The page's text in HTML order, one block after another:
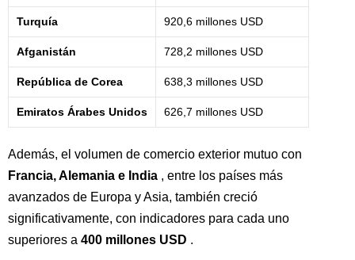
Turquía 920,6 millones USD
Afganistán 728,2 millones USD
República de Corea 638,3 millones USD
Emiratos Árabes Unidos 626,7 millones USD
Además, el volumen de comercio exterior mutuo con
Francia, Alemania e India , entre los países más
avanzados de Europa y Asia, también creció
significativamente, con indicadores para cada uno
superiores a 400 millones USD .